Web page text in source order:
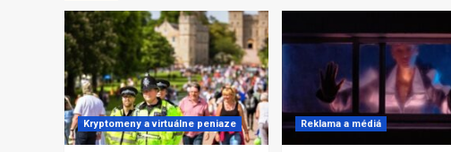
Kryptomeny a virtuálne peniaze Reklama a médiá